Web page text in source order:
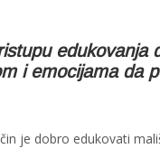
i emocijama da
je dobro edukovati